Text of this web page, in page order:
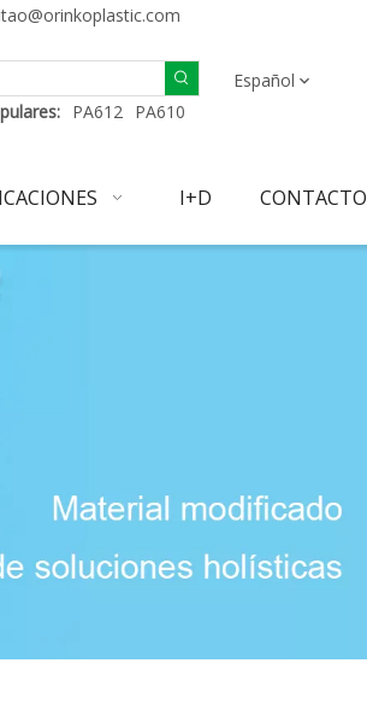
PA612 PA610
Español
I+D CONTACTO